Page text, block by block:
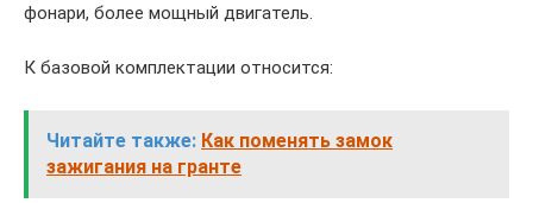
фонари, более мощный двигатель.
К базовой комплектации относится:
Читайте также: Как поменять замок
зажигания на гранте